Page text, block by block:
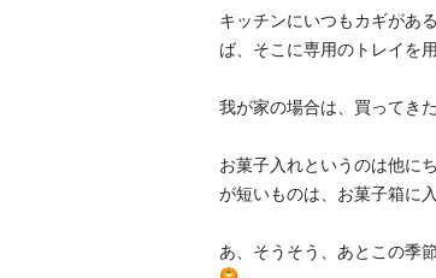
キッチンにいつもカギがあ
ば、そこに専用のトレイを
我が家の場合は、買ってき
お菓子入れというのは他に
が短いものは、お菓子箱に
あ、そうそう、あとこの季